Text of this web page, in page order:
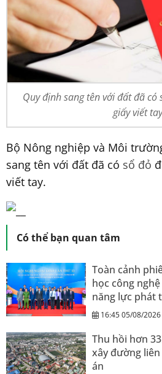
Quy định sang tên với đất đã
giấy viết tay
Bộ Nông nghiệp và Môi
sang tên với đất đã có sổ đỏ
viết tay.
Có thể bạn quan tâm
Toàn cảnh
học công
năng lực phát
16:45 05/08/2026
Thu hồi hơn
xây đường
án